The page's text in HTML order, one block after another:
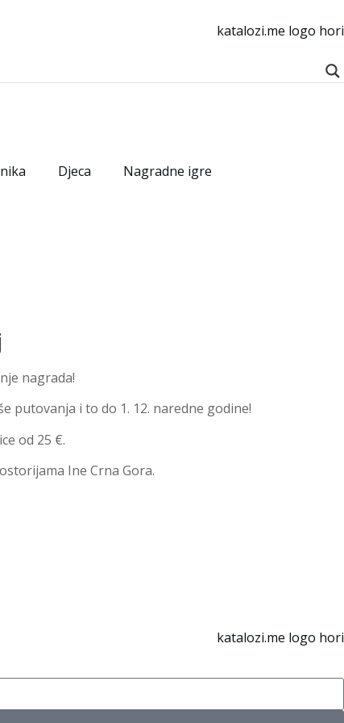
Djeca Nagradne igre
nagrada!
putovanja i to do 1. 12. naredne godine!
od 25 €.
Ine Crna Gora.